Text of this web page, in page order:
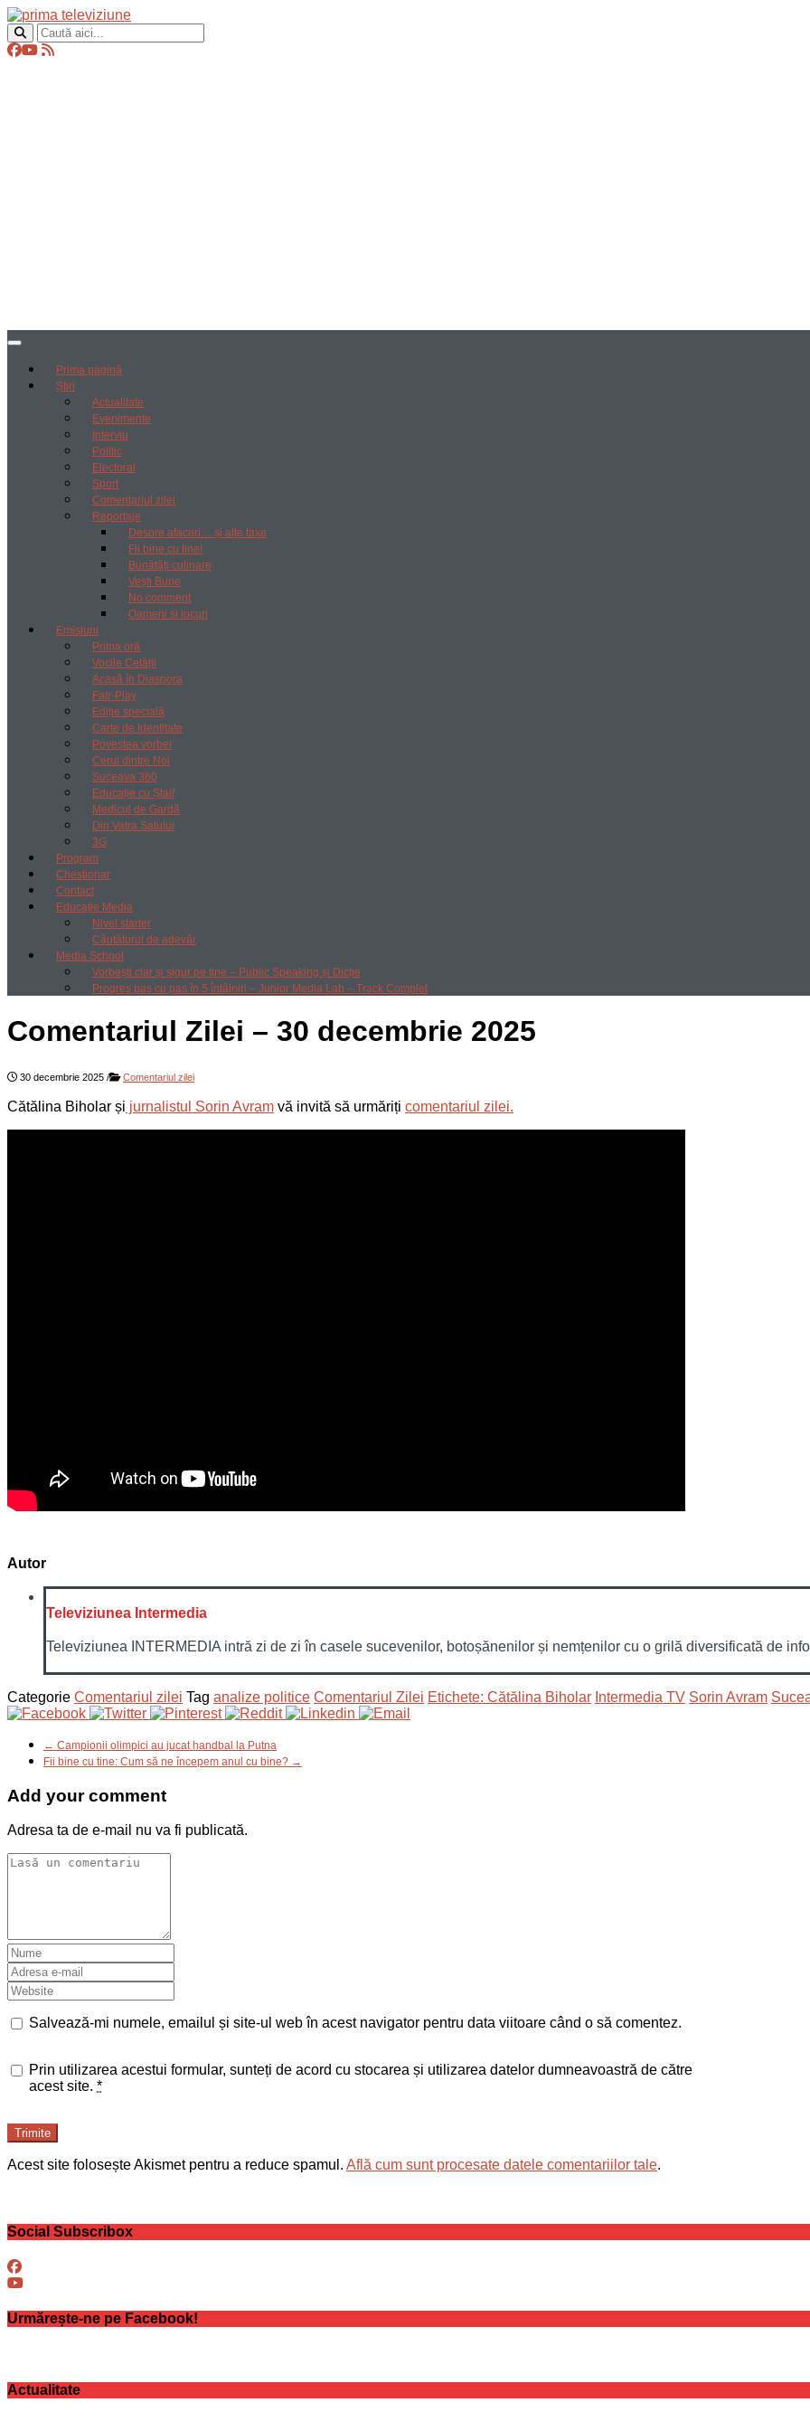
Prima pagină
Știri
Actualitate
Evenimente
Interviu
Politic
Electoral
Sport
Comentariul zilei
Reportaje
Despre afaceri… și alte taxe
Fii bine cu tine!
Bunătăți culinare
Vești Bune
No comment
Oameni si locuri
Emisiuni
Prima oră
Vocile Cetății
Acasă în Diaspora
Fair-Play
Ediție specială
Carte de Identitate
Povestea vorbei
Cerul dintre Noi
Suceava 360
Educație cu Ștaif
Medicul de Gardă
Din Vatra Satului
3G
Program
Chestionar
Contact
Educație Media
Nivel starter
Căutătorul de adevăr
Media School
Vorbești clar și sigur pe tine – Public Speaking și Dicție
Progres pas cu pas în 5 întâlniri – Junior Media Lab – Track Complet
Comentariul Zilei – 30 decembrie 2025
30 decembrie 2025 / Comentariul zilei
Cătălina Biholar și jurnalistul Sorin Avram vă invită să urmăriți comentariul zilei.
Autor
Televiziunea Intermedia
Televiziunea INTERMEDIA intră zi de zi în casele sucevenilor, botoșănenilor și nemțenilor cu o grilă diversificată de
Categorie Comentariul zilei Tag analize politice Comentariul Zilei Etichete: Cătălina Biholar Intermedia TV Sorin Avram
← Campionii olimpici au jucat handbal la Putna
Fii bine cu tine: Cum să ne începem anul cu bine? →
Add your comment
Adresa ta de e-mail nu va fi publicată.
Salvează-mi numele, emailul și site-ul web în acest navigator pentru data viitoare când o să comentez.
Prin utilizarea acestui formular, sunteți de acord cu stocarea și utilizarea datelor dumneavoastră de către
acest site. *
Trimite
Acest site folosește Akismet pentru a reduce spamul. Află cum sunt procesate datele comentariilor tale.
Social Subscribox
Urmărește-ne pe Facebook!
Actualitate